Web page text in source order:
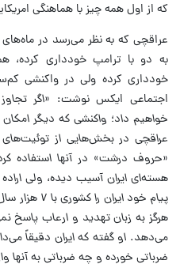
که از اول همه چیز با هماهنگی
عراقچی که به نظر می‌رسد در
به دو با ترامپ خودداری کرده،
خودداری کرده ولی در واکنشی
اجتماعی ایکس نوشت: «اگر
خواهیم داد؛ واکنشی که دیگر
عراقچی در بخش‌هایی از
«حروف درشت» در آنها استفاده
هسته‌ای ایران آسیب دیده، ولی
پیام خود
هرگز به زبان تهدید و ارعاب پاسخ
می‌دهد. او گفته که ایران دقیقاً
ضرباتی خورده و چه ضرباتی به آنها